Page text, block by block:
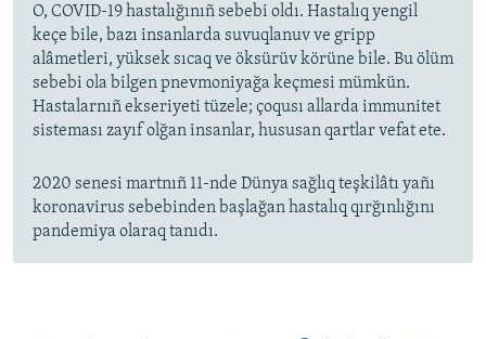
O, COVID-19 hastalığınıñ sebebi oldı. Hastalıq yengil
keçe bile, bazı insanlarda suvuqlanuv ve gripp
alâmetleri, yüksek sıcaq ve öksürüv körüne bile. Bu ölüm
sebebi ola bilgen pnevmoniyağa keçmesi mümkün.
Hastalarnıñ ekseriyeti tüzele; çoqusı allarda immunitet
sisteması zayıf olğan insanlar, hususan qartlar vefat ete.
2020 senesi martnıñ 11-nde Dünya sağlıq teşkilâtı yañı
koronavirus sebebinden başlağan hastalıq qırğınlığını
pandemiya olaraq tanıdı.